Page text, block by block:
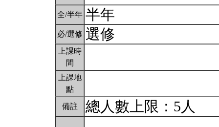
全/半年 半年
必/選修 選修
上課時
間
上課地
點
備註 總人數上限：5人